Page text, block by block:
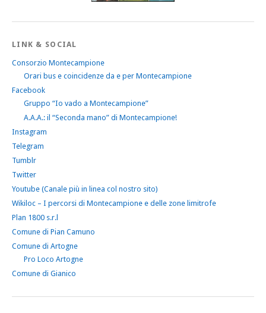
LINK & SOCIAL
Consorzio Montecampione
Orari bus e coincidenze da e per Montecampione
Facebook
Gruppo “Io vado a Montecampione”
A.A.A.: il “Seconda mano” di Montecampione!
Instagram
Telegram
Tumblr
Twitter
Youtube (Canale più in linea col nostro sito)
Wikiloc – I percorsi di Montecampione e delle zone limitrofe
Plan 1800 s.r.l
Comune di Pian Camuno
Comune di Artogne
Pro Loco Artogne
Comune di Gianico